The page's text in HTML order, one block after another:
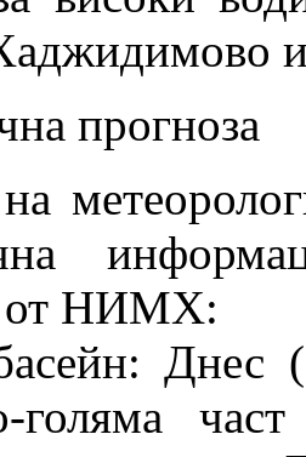
прогноза
от НИМХ:
Днес